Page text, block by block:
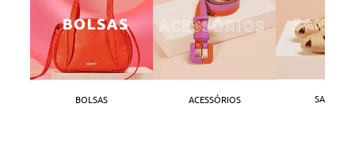
BOLSAS ACESSÓRIOS